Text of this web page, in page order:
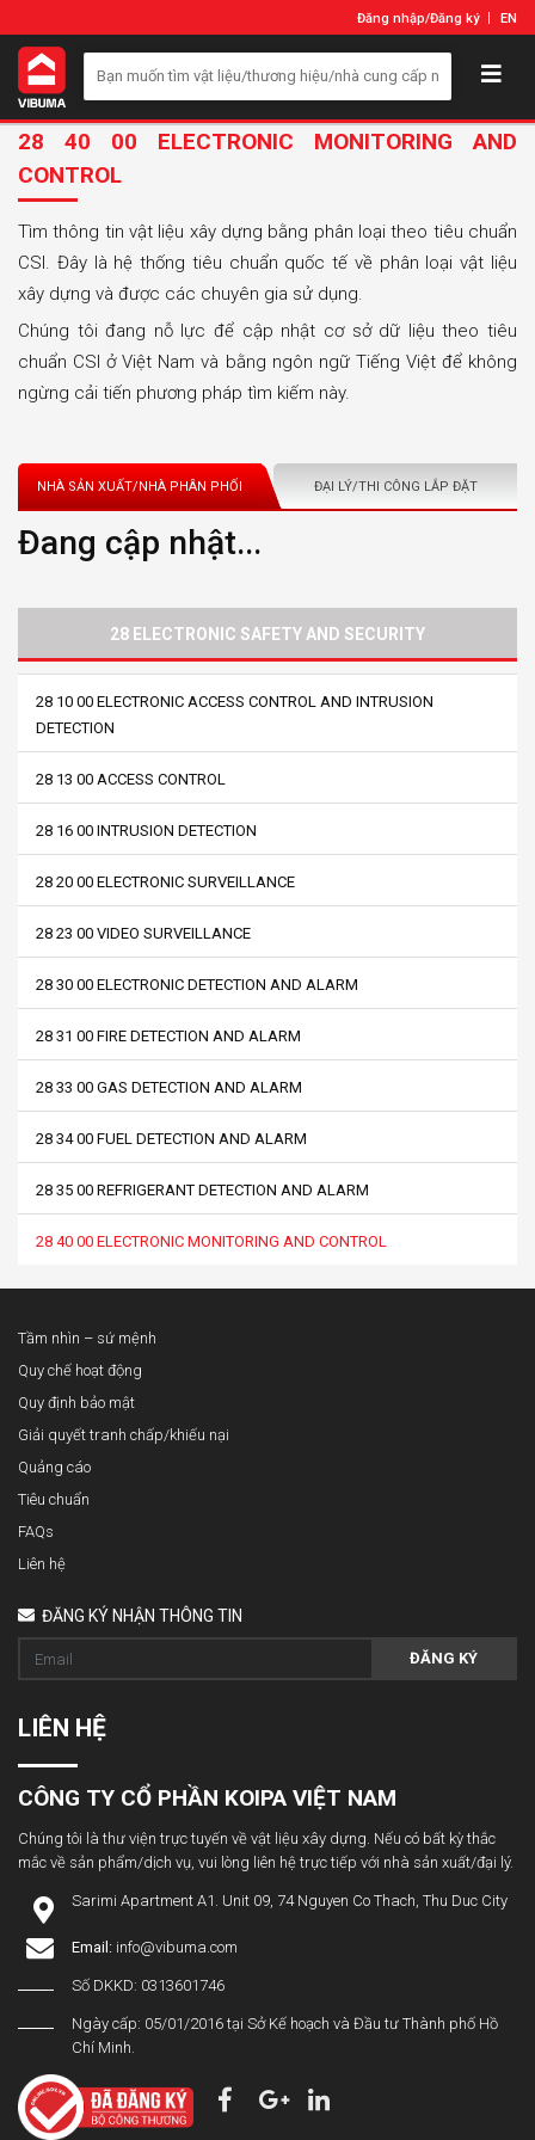
Đăng nhập/Đăng ký EN
28 40 00 ELECTRONIC MONITORING AND
CONTROL
Tìm thông tin vật liệu xây dựng bằng phân loại theo tiêu chuẩn
CSI. Đây là hệ thống tiêu chuẩn quốc tế về phân loại vật liệu
xây dựng và được các chuyên gia sử dụng.
Chúng tôi đang nỗ lực để cập nhật cơ sở dữ liệu theo tiêu
chuẩn CSI ở Việt Nam và bằng ngôn ngữ Tiếng Việt để không
ngừng cải tiến phương pháp tìm kiếm này.
NHÀ SẢN XUẤT/NHÀ PHÂN PHỐI ĐẠI LÝ/THI CÔNG LẮP ĐẶT
Đang cập nhật...
28 ELECTRONIC SAFETY AND SECURITY
28 10 00 ELECTRONIC ACCESS CONTROL AND INTRUSION
DETECTION
28 13 00 ACCESS CONTROL
28 16 00 INTRUSION DETECTION
28 20 00 ELECTRONIC SURVEILLANCE
28 23 00 VIDEO SURVEILLANCE
28 30 00 ELECTRONIC DETECTION AND ALARM
28 31 00 FIRE DETECTION AND ALARM
28 33 00 GAS DETECTION AND ALARM
28 34 00 FUEL DETECTION AND ALARM
28 35 00 REFRIGERANT DETECTION AND ALARM
28 40 00 ELECTRONIC MONITORING AND CONTROL
Tầm nhìn – sứ mệnh
Quy chế hoạt động
Quy định bảo mật
Giải quyết tranh chấp/khiếu nại
Quảng cáo
Tiêu chuẩn
FAQs
Liên hệ
ĐĂNG KÝ NHẬN THÔNG TIN
ĐĂNG KÝ
LIÊN HỆ
CÔNG TY CỔ PHẦN KOIPA VIỆT NAM
Chúng tôi là thư viện trực tuyến về vật liệu xây dựng. Nếu có bất kỳ thắc
mắc về sản phẩm/dịch vụ, vui lòng liên hệ trực tiếp với nhà sản xuất/đại lý.
Sarimi Apartment A1. Unit 09, 74 Nguyen Co Thach, Thu Duc City
Email: info@vibuma.com
Số DKKD: 0313601746
Ngày cấp: 05/01/2016 tại Sở Kế hoạch và Đầu tư Thành phố Hồ
Chí Minh.